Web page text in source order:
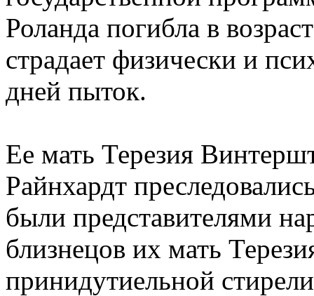
Роланда погибла в
страдает физически и
дней пыток.
Ее мать Терезия
Райнхардт
были представителями
близнецов их мать
принидутиельной